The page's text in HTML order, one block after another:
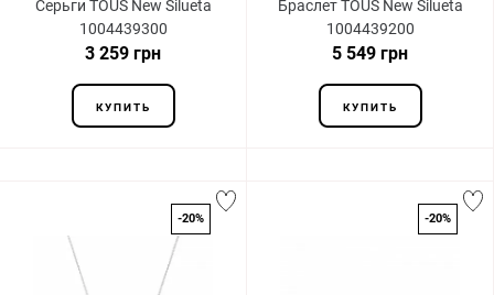
Серьги TOUS New Silueta
1004439300
3 259 грн
КУПИТЬ
Браслет TOUS New Silueta
1004439200
5 549 грн
КУПИТЬ
-20% -20%